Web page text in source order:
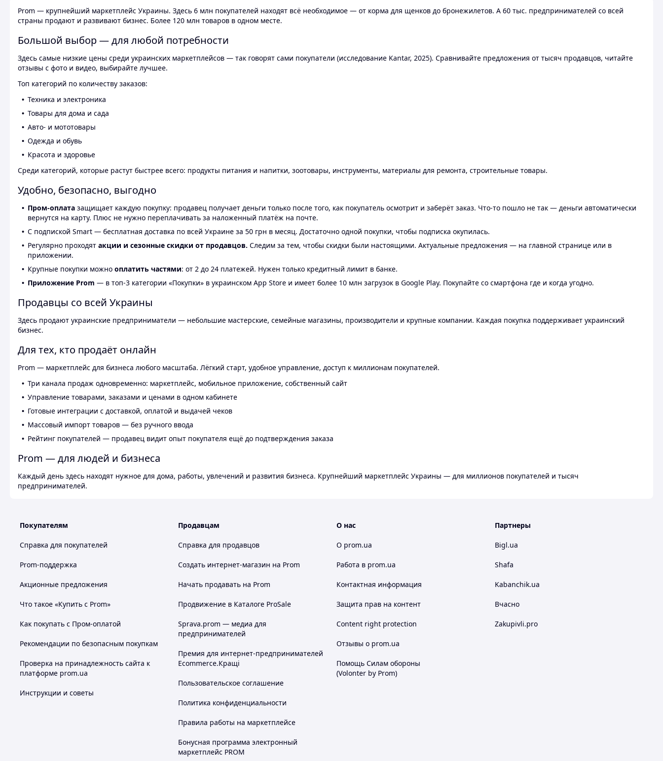
Prom — крупнейший маркетплейс Украины. Здесь 6 млн покупателей находят всё необходимое — от корма для щенков до бронежилетов. А 60 тыс. предпринимателей со всей
страны продают и развивают бизнес. Более 120 млн товаров в одном месте.
Большой выбор — для любой потребности
Здесь самые низкие цены среди украинских маркетплейсов — так говорят сами покупатели (исследование Kantar, 2025). Сравнивайте предложения от тысяч продавцов, читайте
отзывы с фото и видео, выбирайте лучшее.
Топ категорий по количеству заказов:
Техника и электроника
Товары для дома и сада
Авто- и мототовары
Одежда и обувь
Красота и здоровье
Среди категорий, которые растут быстрее всего: продукты питания и напитки, зоотовары, инструменты, материалы для ремонта, строительные товары.
Удобно, безопасно, выгодно
Пром-оплата защищает каждую покупку: продавец получает деньги только после того, как покупатель осмотрит и заберёт заказ. Что-то пошло не так — деньги автоматически
вернутся на карту. Плюс не нужно переплачивать за наложенный платёж на почте.
С подпиской Smart — бесплатная доставка по всей Украине за 50 грн в месяц. Достаточно одной покупки, чтобы подписка окупилась.
Регулярно проходят акции и сезонные скидки от продавцов. Следим за тем, чтобы скидки были настоящими. Актуальные предложения — на главной странице или в
приложении.
Крупные покупки можно оплатить частями: от 2 до 24 платежей. Нужен только кредитный лимит в банке.
Приложение Prom — в топ-3 категории «Покупки» в украинском App Store и имеет более 10 млн загрузок в Google Play. Покупайте со смартфона где и когда угодно.
Продавцы со всей Украины
Здесь продают украинские предприниматели — небольшие мастерские, семейные магазины, производители и крупные компании. Каждая покупка поддерживает украинский
бизнес.
Для тех, кто продаёт онлайн
Prom — маркетплейс для бизнеса любого масштаба. Лёгкий старт, удобное управление, доступ к миллионам покупателей.
Три канала продаж одновременно: маркетплейс, мобильное приложение, собственный сайт
Управление товарами, заказами и ценами в одном кабинете
Готовые интеграции с доставкой, оплатой и выдачей чеков
Массовый импорт товаров — без ручного ввода
Рейтинг покупателей — продавец видит опыт покупателя ещё до подтверждения заказа
Prom — для людей и бизнеса
Каждый день здесь находят нужное для дома, работы, увлечений и развития бизнеса. Крупнейший маркетплейс Украины — для миллионов покупателей и тысяч
предпринимателей.
Покупателям
Справка для покупателей
Prom-поддержка
Акционные предложения
Что такое «Купить с Prom»
Как покупать с Пром-оплатой
Рекомендации по безопасным покупкам
Проверка на принадлежность сайта к
платформе prom.ua
Инструкции и советы
Продавцам
Справка для продавцов
Создать интернет-магазин на Prom
Начать продавать на Prom
Продвижение в Каталоге ProSale
Sprava.prom — медиа для
предпринимателей
Премия для интернет-предпринимателей
Ecommerce.Кращі
Пользовательское соглашение
Политика конфиденциальности
Правила работы на маркетплейсе
Бонусная программа электронный
маркетплейс PROM
О нас
О prom.ua
Работа в prom.ua
Контактная информация
Защита прав на контент
Content right protection
Отзывы о prom.ua
Помощь Силам обороны
(Volonter by Prom)
Партнеры
Bigl.ua
Shafa
Kabanchik.ua
Вчасно
Zakupivli.pro